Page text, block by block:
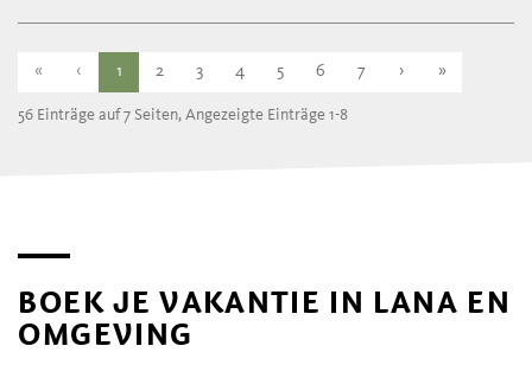
« ‹ 1 2 3 4 5 6 7 › »
56 Einträge auf 7 Seiten, Angezeigte Einträge 1-8
BOEK JE VAKANTIE IN LANA EN
OMGEVING